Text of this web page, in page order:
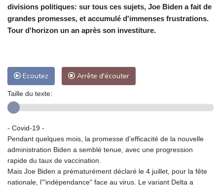
divisions politiques: sur tous ces sujets, Joe Biden a fait de
grandes promesses, et accumulé d'immenses frustrations.
Tour d'horizon un an après son investiture.
Ecoutez Arrête d'écouter
Taille du texte:
- Covid-19 -
Pendant quelques mois, la promesse d'efficacité de la nouvelle
administration Biden a semblé tenue, avec une progression
rapide du taux de vaccination.
Mais Joe Biden a prématurément déclaré le 4 juillet, pour la fête
nationale, l'"indépendance" face au virus. Le variant Delta a